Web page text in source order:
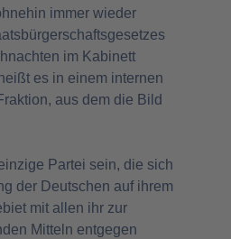
immer wieder
im Kabinett
es in einem internen
aus dem die Bild
Partei sein, die sich
der Deutschen auf ihrem
mit allen ihr zur
Mitteln entgegen